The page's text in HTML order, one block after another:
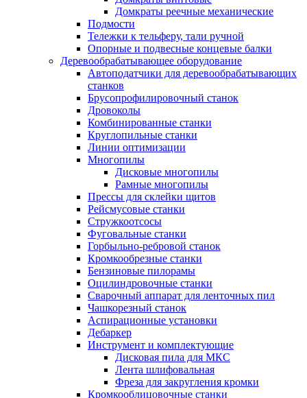
Домкраты реечные механические
Подмости
Тележки к тельферу, тали ручной
Опорные и подвесные концевые балки
Деревообрабатывающее оборудование
Автоподатчики для деревообрабатывающих
станков
Брусопрофилировочный станок
Дровоколы
Комбинированные станки
Круглопильные станки
Линии оптимизации
Многопилы
Дисковые многопилы
Рамные многопилы
Прессы для склейки щитов
Рейсмусовые станки
Стружкоотсосы
Фуговальные станки
Горбыльно-ребровой станок
Кромкообрезные станки
Бензиновые пилорамы
Оцилиндровочные станки
Сварочный аппарат для ленточных пил
Чашкорезный станок
Аспирационные установки
Дебаркер
Инструмент и комплектующие
Дисковая пила для МКС
Лента шлифовальная
Фреза для закругления кромки
Кромкооблицовочные станки